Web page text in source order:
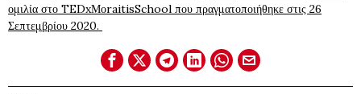
ομιλία στο TEDxΜοraitisSchool που πραγματοποιήθηκε στις 26
Σεπτεμβρίου 2020.